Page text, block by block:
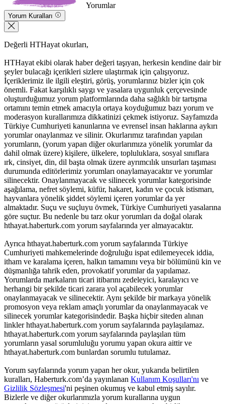
Yorumlar
Yorum Kuralları
Değerli HTHayat okurları,
HTHayat ekibi olarak haber değeri taşıyan, herkesin kendine dair bir
şeyler bulacağı içerikleri sizlere ulaştırmak için çalışıyoruz.
İçeriklerimiz ile ilgili eleştiri, görüş, yorumlarınız bizler için çok
önemli. Fakat karşılıklı saygı ve yasalara uygunluk çerçevesinde
oluşturduğumuz yorum platformlarında daha sağlıklı bir tartışma
ortamını temin etmek amacıyla ortaya koyduğumuz bazı yorum ve
moderasyon kurallarımıza dikkatinizi çekmek istiyoruz. Sayfamızda
Türkiye Cumhuriyeti kanunlarına ve evrensel insan haklarına aykırı
yorumlar onaylanmaz ve silinir. Okurlarımız tarafından yapılan
yorumların, (yorum yapan diğer okurlarımıza yönelik yorumlar da
dahil olmak üzere) kişilere, ülkelere, topluluklara, sosyal sınıflara
ırk, cinsiyet, din, dil başta olmak üzere ayrımcılık unsurları taşıması
durumunda editörlerimiz yorumları onaylamayacaktır ve yorumlar
silinecektir. Onaylanmayacak ve silinecek yorumlar kategorisinde
aşağılama, nefret söylemi, küfür, hakaret, kadın ve çocuk istismarı,
hayvanlara yönelik şiddet söylemi içeren yorumlar da yer
almaktadır. Suçu ve suçluyu övmek, Türkiye Cumhuriyeti yasalarına
göre suçtur. Bu nedenle bu tarz okur yorumları da doğal olarak
hthayat.haberturk.com yorum sayfalarında yer almayacaktır.
Ayrıca hthayat.haberturk.com yorum sayfalarında Türkiye
Cumhuriyeti mahkemelerinde doğruluğu ispat edilemeyecek iddia,
itham ve karalama içeren, halkın tamamını veya bir bölümünü kin ve
düşmanlığa tahrik eden, provokatif yorumlar da yapılamaz.
Yorumlarda markaların ticari itibarını zedeleyici, karalayıcı ve
herhangi bir şekilde ticari zarara yol açabilecek yorumlar
onaylanmayacak ve silinecektir. Aynı şekilde bir markaya yönelik
promosyon veya reklam amaçlı yorumlar da onaylanmayacak ve
silinecek yorumlar kategorisindedir. Başka hiçbir siteden alınan
linkler hthayat.haberturk.com yorum sayfalarında paylaşılamaz.
hthayat.haberturk.com yorum sayfalarında paylaşılan tüm
yorumların yasal sorumluluğu yorumu yapan okura aittir ve
hthayat.haberturk.com bunlardan sorumlu tutulamaz.
Yorum sayfalarında yorum yapan her okur, yukarıda belirtilen
kuralları, Haberturk.com’da yayınlanan Kullanım Koşulları'nı ve
Gizlilik Sözleşmesi'ni peşinen okumuş ve kabul etmiş sayılır.
Bizlerle ve diğer okurlarımızla yorum kurallarına uygun